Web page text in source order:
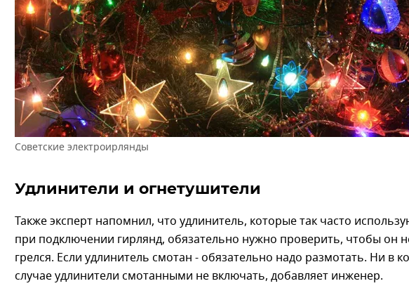
Советские электроирлянды
Удлинители и огнетушители
Также эксперт напомнил, что удлинитель, которые так часто
при подключении гирлянд, обязательно нужно проверить, чтобы он
грелся. Если удлинитель смотан - обязательно надо размотать. Ни в
случае удлинители смотанными не включать, добавляет инженер.